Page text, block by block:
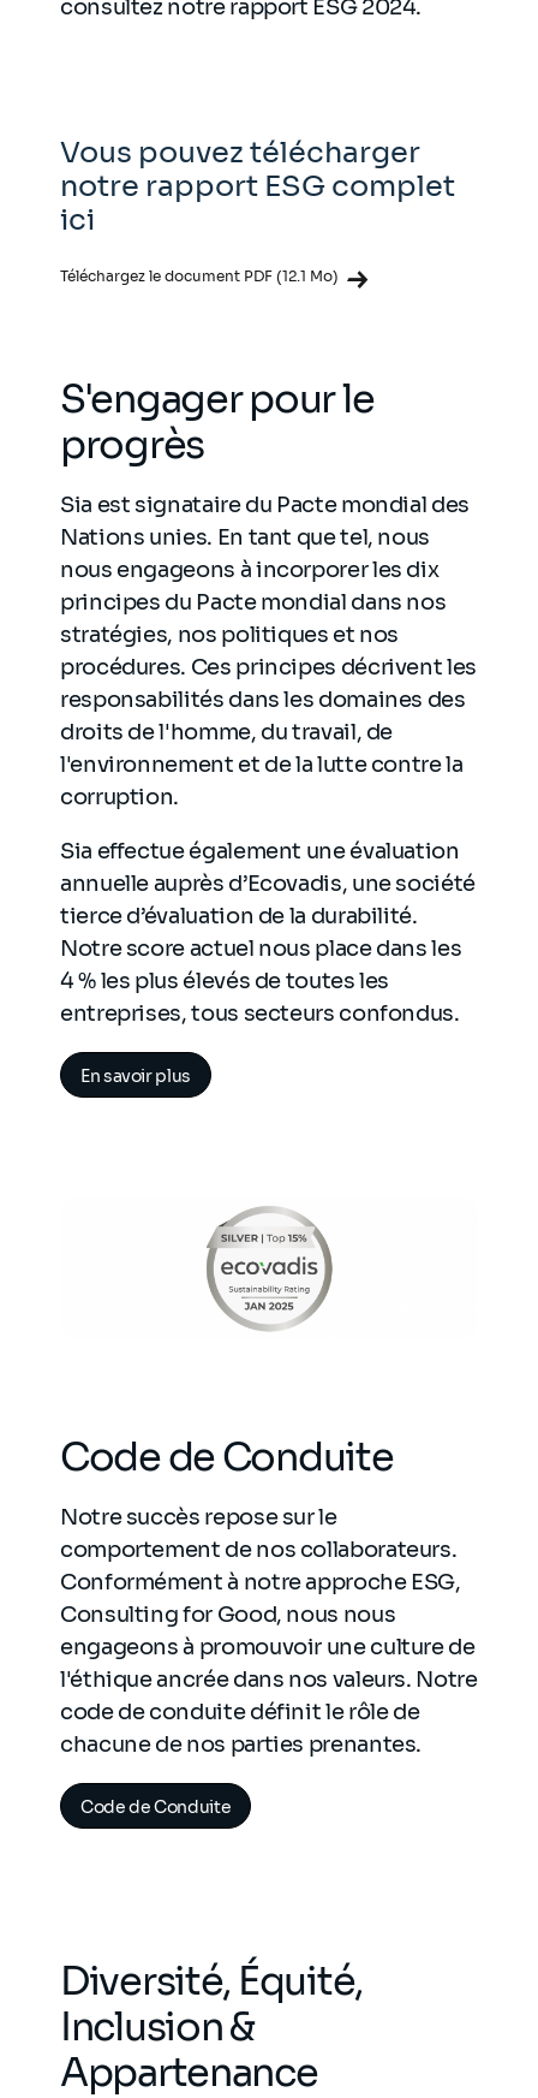
consultez notre rapport ESG 2024.
Vous pouvez télécharger
notre rapport ESG complet
ici
Téléchargez le document PDF (12.1 Mo)
S'engager pour le
progrès
Sia est signataire du Pacte mondial des
Nations unies. En tant que tel, nous
nous engageons à incorporer les dix
principes du Pacte mondial dans nos
stratégies, nos politiques et nos
procédures. Ces principes décrivent les
responsabilités dans les domaines des
droits de l'homme, du travail, de
l'environnement et de la lutte contre la
corruption.
Sia effectue également une évaluation
annuelle auprès d’Ecovadis, une société
tierce d’évaluation de la durabilité.
Notre score actuel nous place dans les
4 % les plus élevés de toutes les
entreprises, tous secteurs confondus.
En savoir plus
Code de Conduite
Notre succès repose sur le
comportement de nos collaborateurs.
Conformément à notre approche ESG,
Consulting for Good, nous nous
engageons à promouvoir une culture de
l'éthique ancrée dans nos valeurs. Notre
code de conduite définit le rôle de
chacune de nos parties prenantes.
Code de Conduite
Diversité, Équité,
Inclusion &
Appartenance